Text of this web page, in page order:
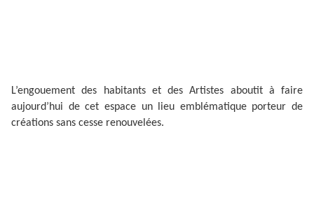
L’engouement des habitants et des Artistes aboutit à faire
aujourd’hui de cet espace un lieu emblématique porteur de
créations sans cesse renouvelées.